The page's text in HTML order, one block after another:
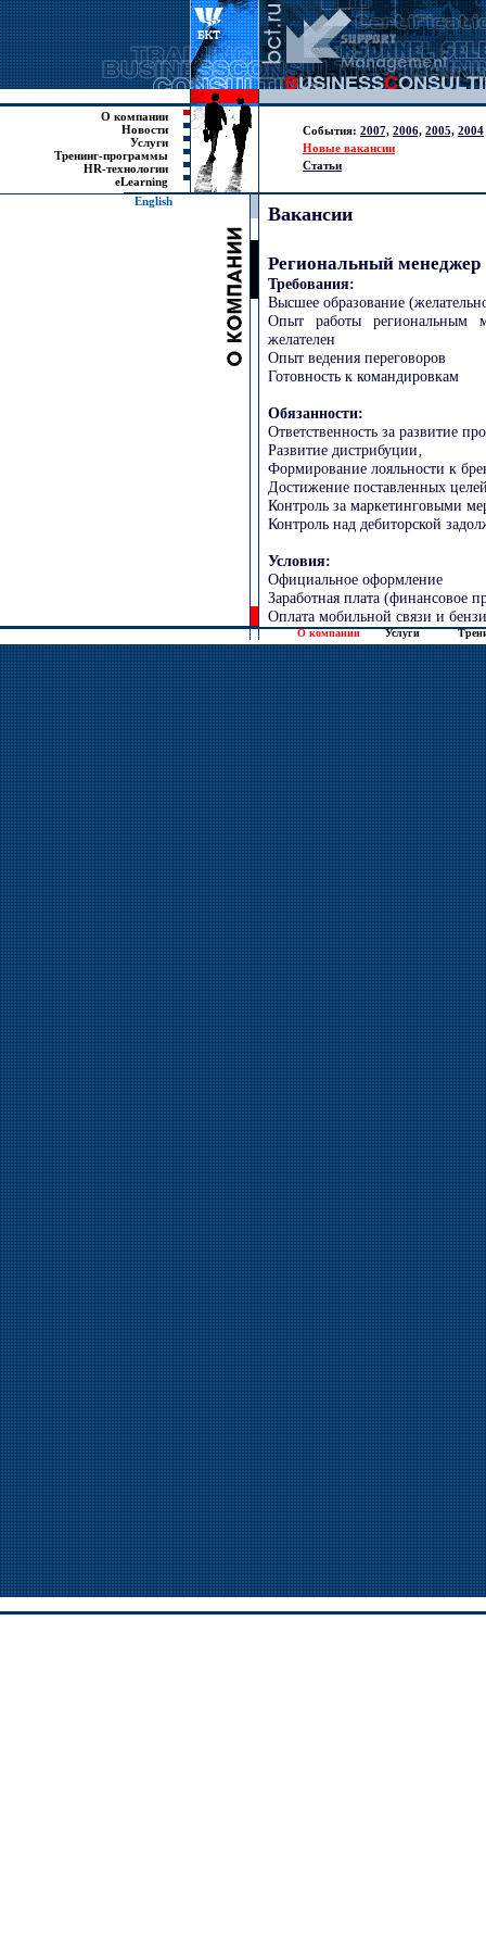
О компании
Новости
Услуги
Тренинг-программы
HR-технологии
eLearning
События: 2007, 2006, 2005, 2004
Новые вакансии
Статьи
English
О компании Услуги